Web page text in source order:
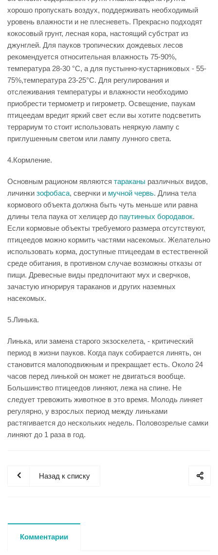
хорошо пропускать воздух, поддерживать необходимый
уровень влажности и не плесневеть. Прекрасно подходят
кокосовый грунт, лесная кора, настоящий субстрат из
джунглей. Для пауков тропических дождевых лесов
рекомендуется относительная влажность 75-90%,
температура 28-30 °C, а для пустынно-кустарниковых - 55-
75%,температура 23-25°C. Для регулирования и
отслеживания температуры и влажности необходимо
приобрести термометр и гигрометр. Освещение, паукам
птицеедам вредит яркий свет если вы хотите подсветить
террариум то стоит использовать неяркую лампу с
приглушенным светом или лампу лунного света.
4.Кормление.
Основным рационом являются тараканы различных видов,
личинки зофобаса, сверчки и мучной червь. Длина тела
кормового объекта должна быть чуть меньше или равна
длины тела паука от хелицер до паутинных бородавок.
Если кормовые объекты требуемого размера отсутствуют,
птицеедов можно кормить частями насекомых. Желательно
использовать корма, доступные птицеедам в естественной
среде обитания, в противном случае возможны отказы от
пищи. Древесные виды предпочитают мух и сверчков,
зачастую игнорируя тараканов и других наземных
насекомых.
5.Линька.
Линька, или замена старого экзоскелета, - критический
период в жизни пауков. Когда паук собирается линять, он
становится малоподвижным и прекращает есть. Около 24
часов перед линькой он может не двигаться вообще.
Большинство птицеедов линяют, лежа на спине. Не
следует тревожить животное в это время. Молодь линяет
регулярно, у взрослых период между линьками
растягивается до нескольких недель. Половозрелые самки
линяют до 1 раза в год.
Назад к списку
Комментарии